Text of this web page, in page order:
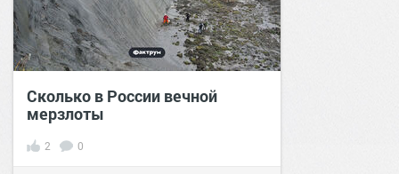
Сколько в России вечной
мерзлоты
2 0